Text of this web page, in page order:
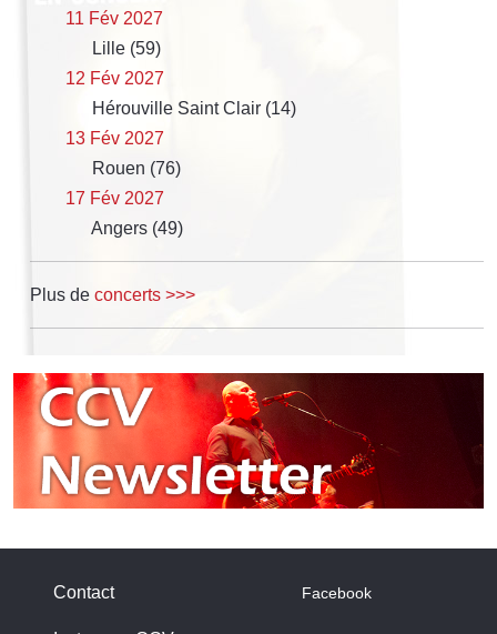
11 Fév 2027
Lille (59)
12 Fév 2027
Hérouville Saint Clair (14)
13 Fév 2027
Rouen (76)
17 Fév 2027
Angers (49)
Plus de concerts >>>
Contact Facebook